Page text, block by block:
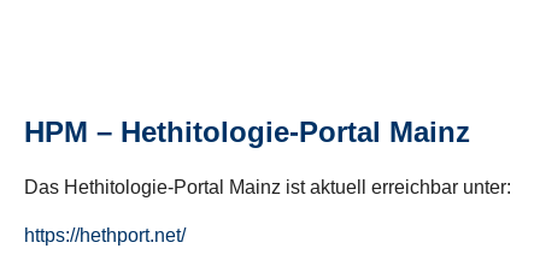
HPM – Hethitologie-Portal Mainz
Das Hethitologie-Portal Mainz ist aktuell erreichbar unter:
https://hethport.net/